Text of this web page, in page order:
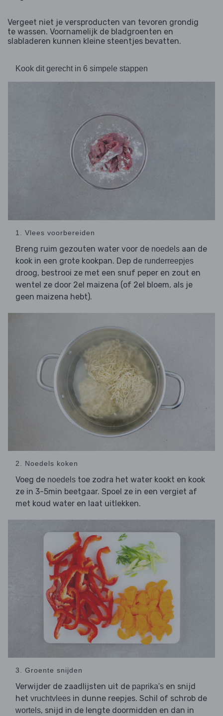
Vergeet niet je versproducten van tevoren grondig
te wassen. Voornamelijk de bladgroenten en
slabladeren kunnen kleine steentjes bevatten.
Kook dit gerecht in 6 simpele stappen
1. Vlees voorbereiden
Breng ruim gezouten water voor de noedels aan de
kook in een grote kookpan. Dep de runderreepjes
droog, bestrooi ze met een snuf peper en zout en
wentel ze door 2el maizena (of 2el bloem, als je
geen maizena hebt).
2. Noedels koken
Voeg de noedels toe zodra het water kookt en kook
ze in 3-5min beetgaar. Spoel ze in een vergiet af
met koud water en laat uitlekken.
3. Groente snijden
Verwijder de zaadlijsten uit de paprika's en snijd
het vruchtvlees in dunne reepjes. Schil of schrob de
wortels, snijd in de lengte doormidden en dan in